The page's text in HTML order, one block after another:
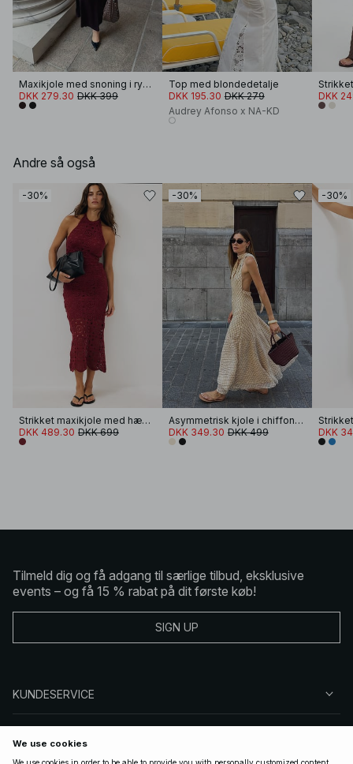
Maxikjole med snoning i ryggen
DKK 279.30 DKK 399
Top med blondedetalje
DKK 195.30 DKK 279
Audrey Afonso x NA-KD
DKK
Andre så også
-30%
Strikket maxikjole med hækling
DKK 489.30 DKK 699
-30%
Asymmetrisk kjole i chiffon med halterneck
DKK 349.30 DKK 499
-30%
DKK
Tilmeld dig og få adgang til særlige tilbud, eksklusive
events – og få 15 % rabat på dit første køb!
SIGN UP
KUNDESERVICE